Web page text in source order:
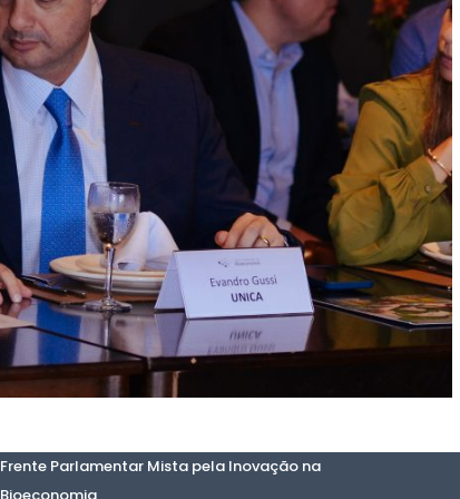
Frente Parlamentar Mista pela Inovação na